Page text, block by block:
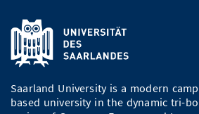
Saarland University is a modern
based university in the dynamic tri-